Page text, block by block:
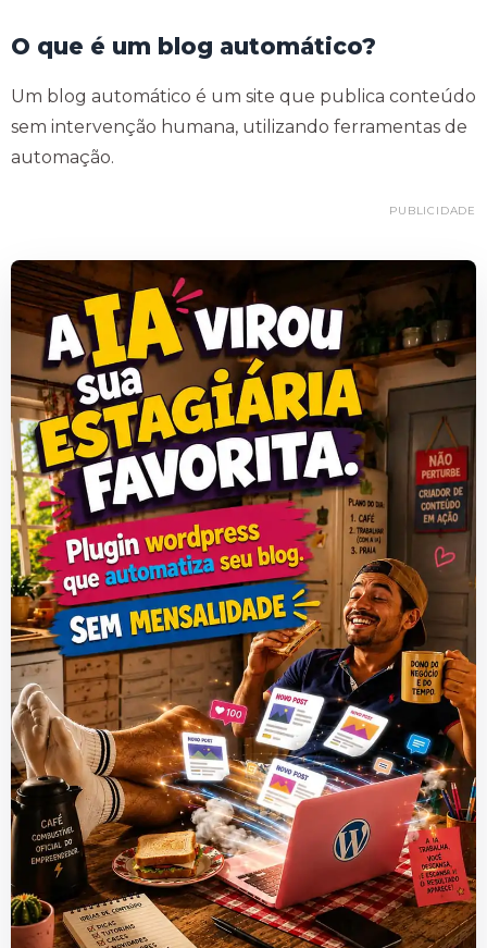
O que é um blog automático?
Um blog automático é um site que publica conteúdo
sem intervenção humana, utilizando ferramentas de
automação.
PUBLICIDADE